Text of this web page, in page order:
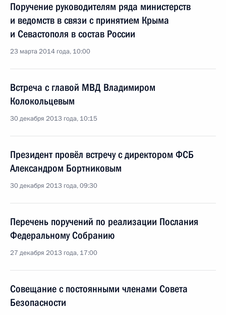
Поручение руководителям ряда министерств
и ведомств в связи с принятием Крыма
и Севастополя в состав России
23 марта 2014 года, 10:00
Встреча с главой МВД Владимиром
Колокольцевым
30 декабря 2013 года, 10:15
Президент провёл встречу с директором ФСБ
Александром Бортниковым
30 декабря 2013 года, 09:30
Перечень поручений по реализации Послания
Федеральному Собранию
27 декабря 2013 года, 17:00
Совещание с постоянными членами Совета
Безопасности